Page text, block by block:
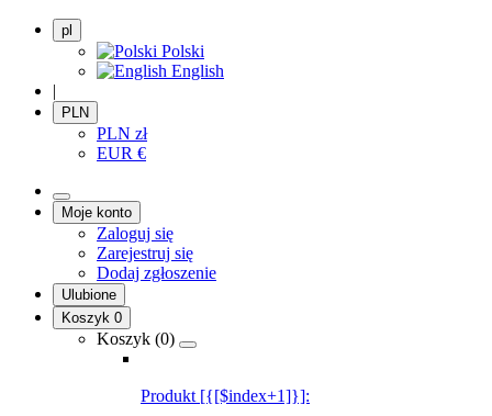
pl
Polski
English
|
PLN
PLN zł
EUR €
Moje konto
Zaloguj się
Zarejestruj się
Dodaj zgłoszenie
Ulubione
Koszyk 0
Koszyk (0)
Produkt [{[$index+1]}]: